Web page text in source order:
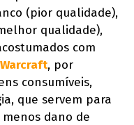
(pior qualidade),
qualidade),
com
, por
consumíveis,
que servem para
dano de